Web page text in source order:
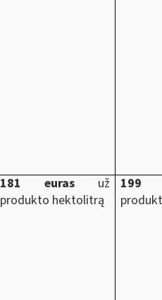
181 euras už
produkto hektolitrą
199